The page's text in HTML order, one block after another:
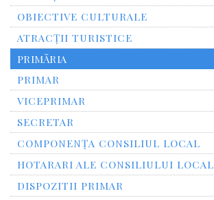
OBIECTIVE CULTURALE
ATRACȚII TURISTICE
PRIMĂRIA
PRIMAR
VICEPRIMAR
SECRETAR
COMPONENȚA CONSILIUL LOCAL
HOTARARI ALE CONSILIULUI LOCAL
DISPOZITII PRIMAR